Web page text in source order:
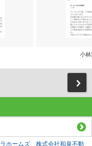
小林
ホームズ 株式会社和泉不動